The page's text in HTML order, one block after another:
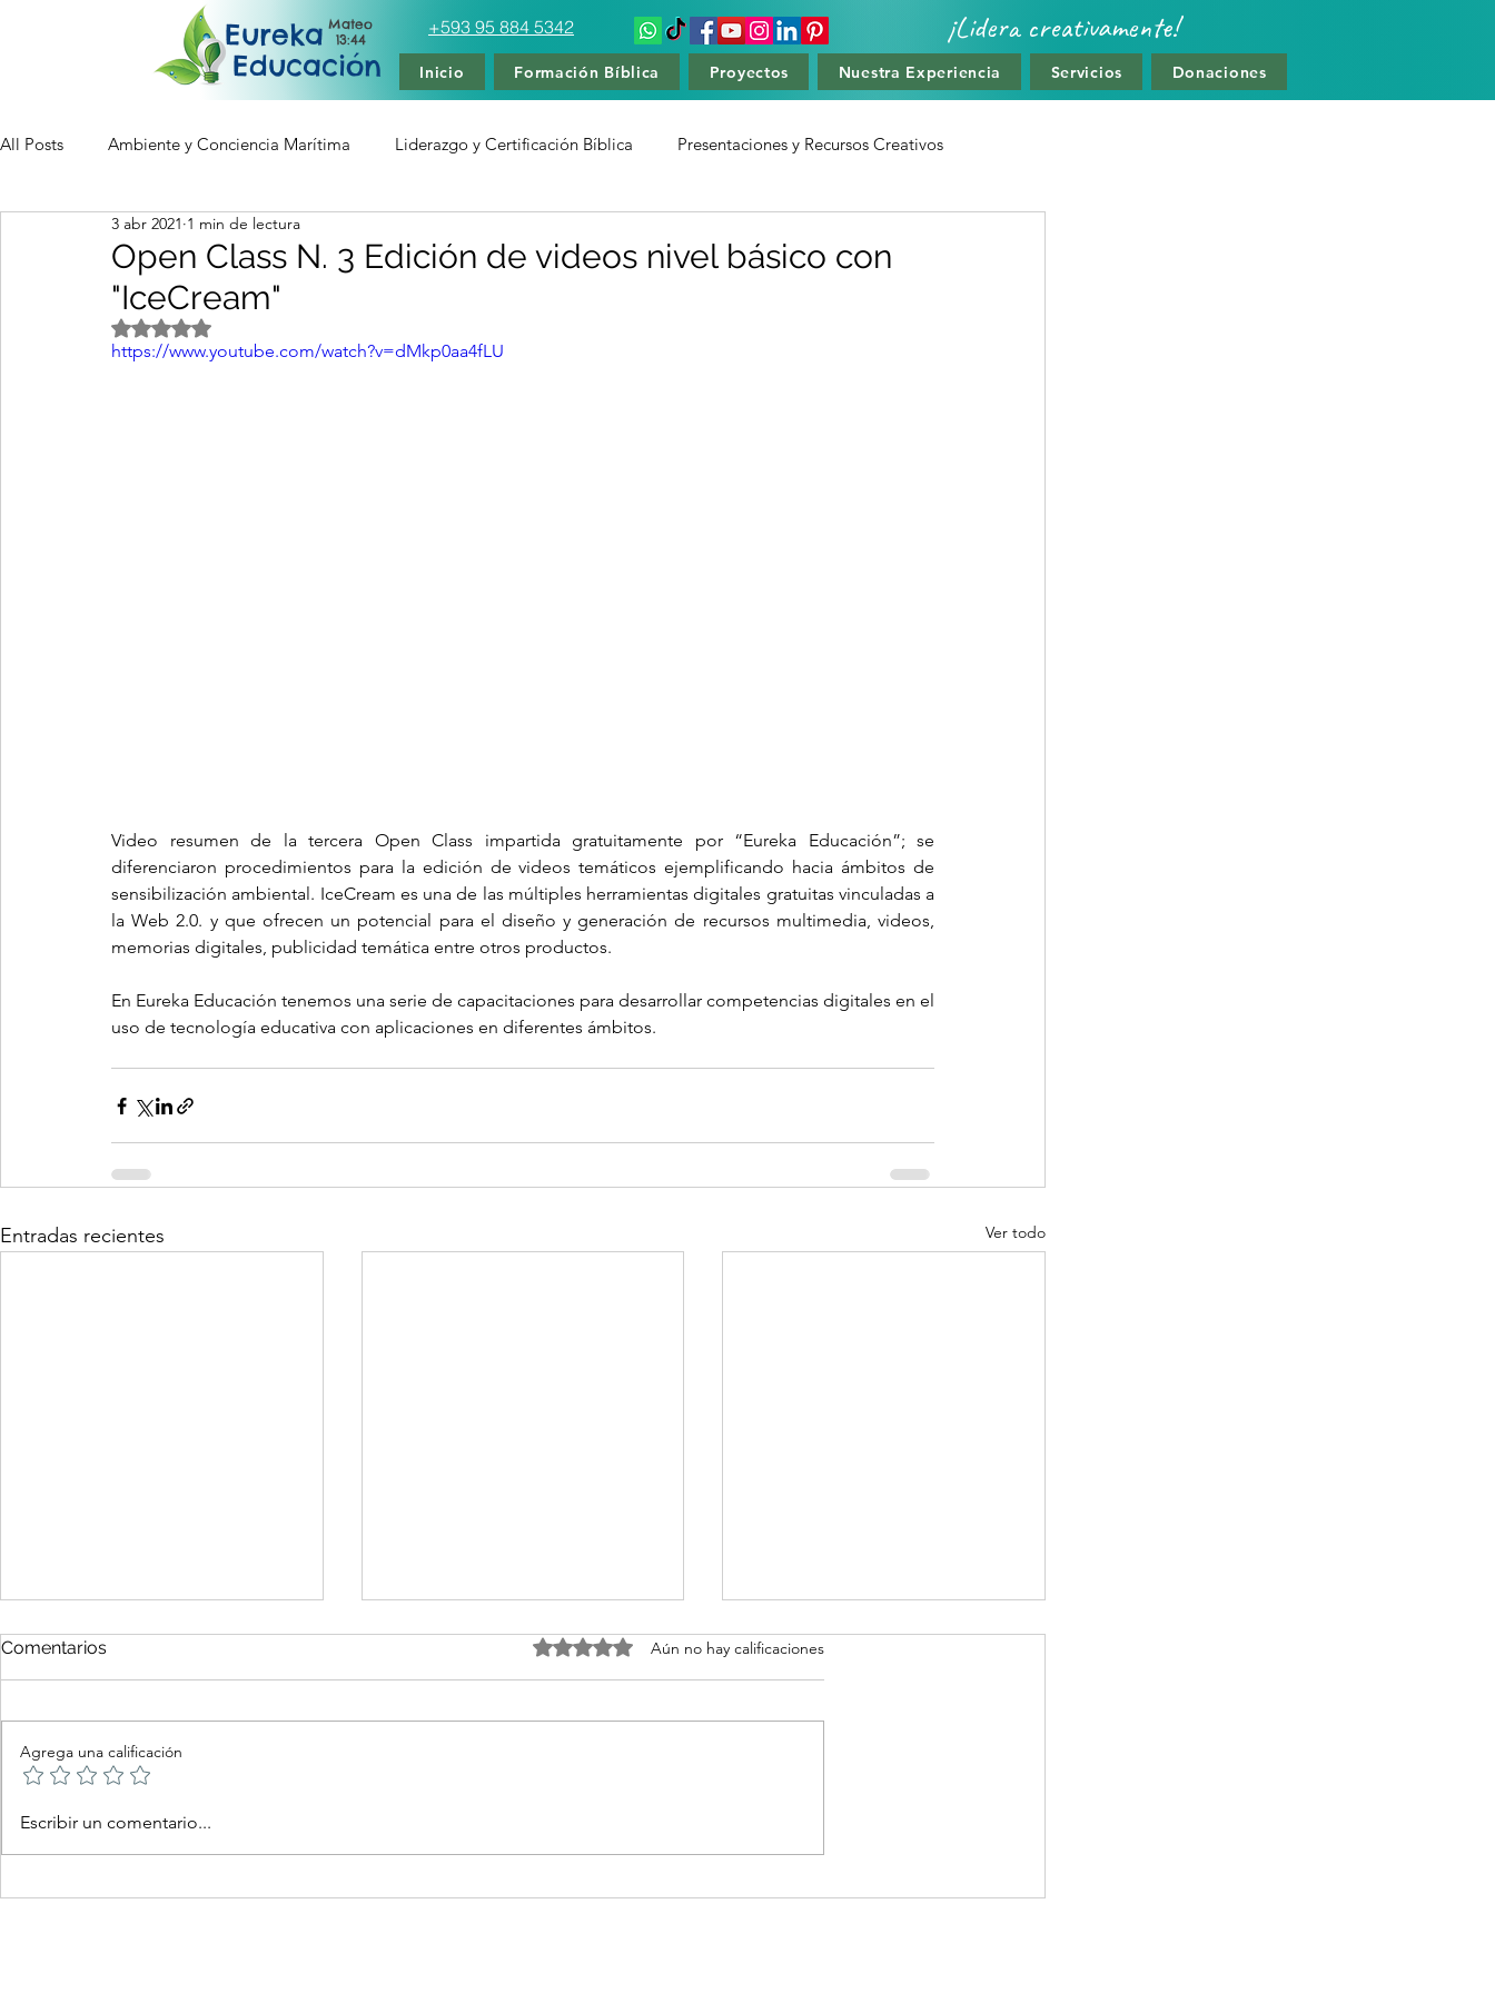
Eureka
Educación
Mateo
13:44
+593 95 884 5342 ¡Lidera creativamente!
Inicio Formación Bíblica Proyectos Nuestra Experiencia Servicios Donaciones
All Posts Ambiente y Conciencia Marítima Liderazgo y Certificación Bíblica Presentaciones y Recursos Creativos
Tecnología Educativa Multimedia
Open Class N. 3 Edición de videos nivel básico con
"IceCream"
3 abr 2021 1 min de lectura
Obtuvo NaN de 5 estrellas.
https://www.youtube.com/watch?v=dMkp0aa4fLU
Video resumen de la tercera Open Class impartida gratuitamente por “Eureka Educación”; se
diferenciaron procedimientos para la edición de videos temáticos ejemplificando hacia ámbitos de
sensibilización ambiental. IceCream es una de las múltiples herramientas digitales gratuitas vinculadas a
la Web 2.0. y que ofrecen un potencial para el diseño y generación de recursos multimedia, videos,
memorias digitales, publicidad temática entre otros productos.
En Eureka Educación tenemos una serie de capacitaciones para desarrollar competencias digitales en el
uso de tecnología educativa con aplicaciones en diferentes ámbitos.
Entradas recientes Ver todo
Doctrina Wesleyana
Comentarios Obtuvo 0 de 5 estrellas.Aún no hay calificaciones
Agrega una calificación
Escribir un comentario...